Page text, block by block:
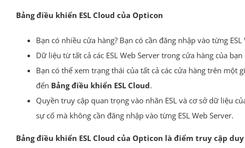
Bảng điều khiển ESL Cloud của Opticon
Bạn có nhiều cửa hàng? Bạn có cần đăng nhập vào từng
Dữ liệu từ tất cả các ESL Web Server trong cửa hàng của
Bạn có thể xem trạng thái của tất cả các cửa hàng trên một
đến Bảng điều khiển ESL Cloud.
Quyền truy cập quan trọng vào nhãn ESL và cơ sở dữ liệu
sự cố mà không cần đăng nhập vào từng ESL Web Server.
Bảng điều khiển ESL Cloud của Opticon là điểm truy cập